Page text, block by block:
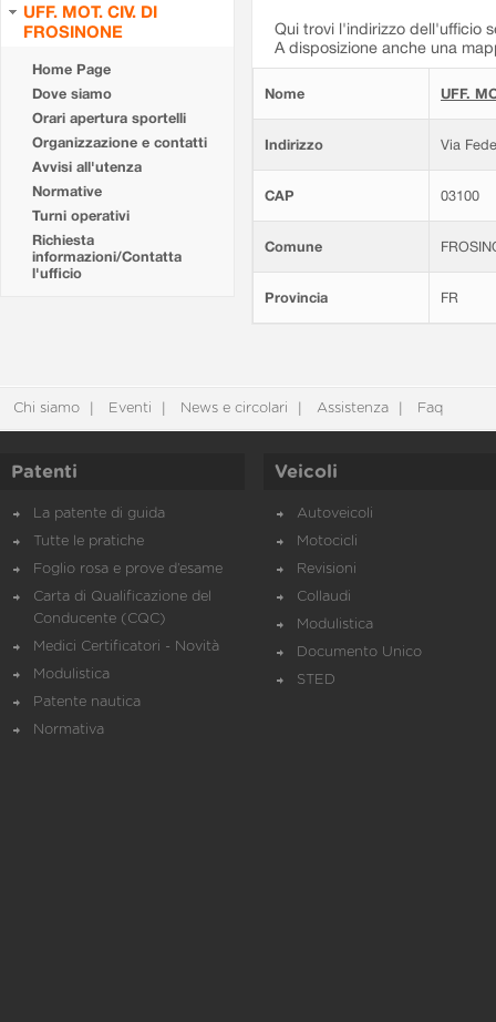
UFF. MOT. CIV. DI
FROSINONE
Home Page
Dove siamo
Orari apertura sportelli
Organizzazione e contatti
Avvisi all'utenza
Normative
Turni operativi
Richiesta
informazioni/Contatta
l'ufficio
Qui trovi l'indirizzo dell'ufficio
A disposizione anche una
Nome UFF.
Indirizzo Via
CAP 03100
Comune
Provincia FR
Chi siamo Eventi News e circolari Assistenza Faq
Patenti
La patente di guida
Tutte le pratiche
Foglio rosa e prove d’esame
Carta di Qualificazione del
Conducente (CQC)
Medici Certificatori - Novità
Modulistica
Patente nautica
Normativa
Veicoli
Autoveicoli
Motocicli
Revisioni
Collaudi
Modulistica
Documento Unico
STED